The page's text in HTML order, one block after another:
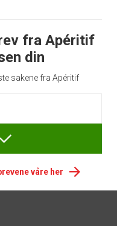
fra Apéritif
din
sakene fra Apéritif
våre her